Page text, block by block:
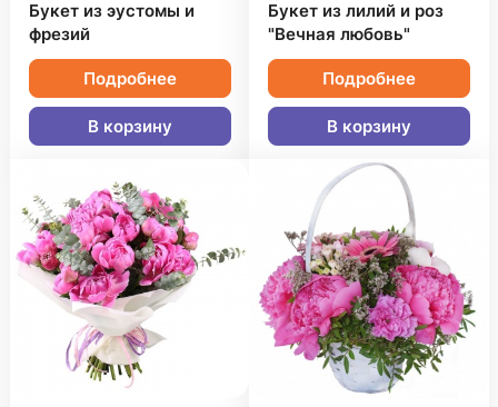
Букет из эустомы и
фрезий
Подробнее
В корзину
Букет из лилий и роз
"Вечная любовь"
Подробнее
В корзину